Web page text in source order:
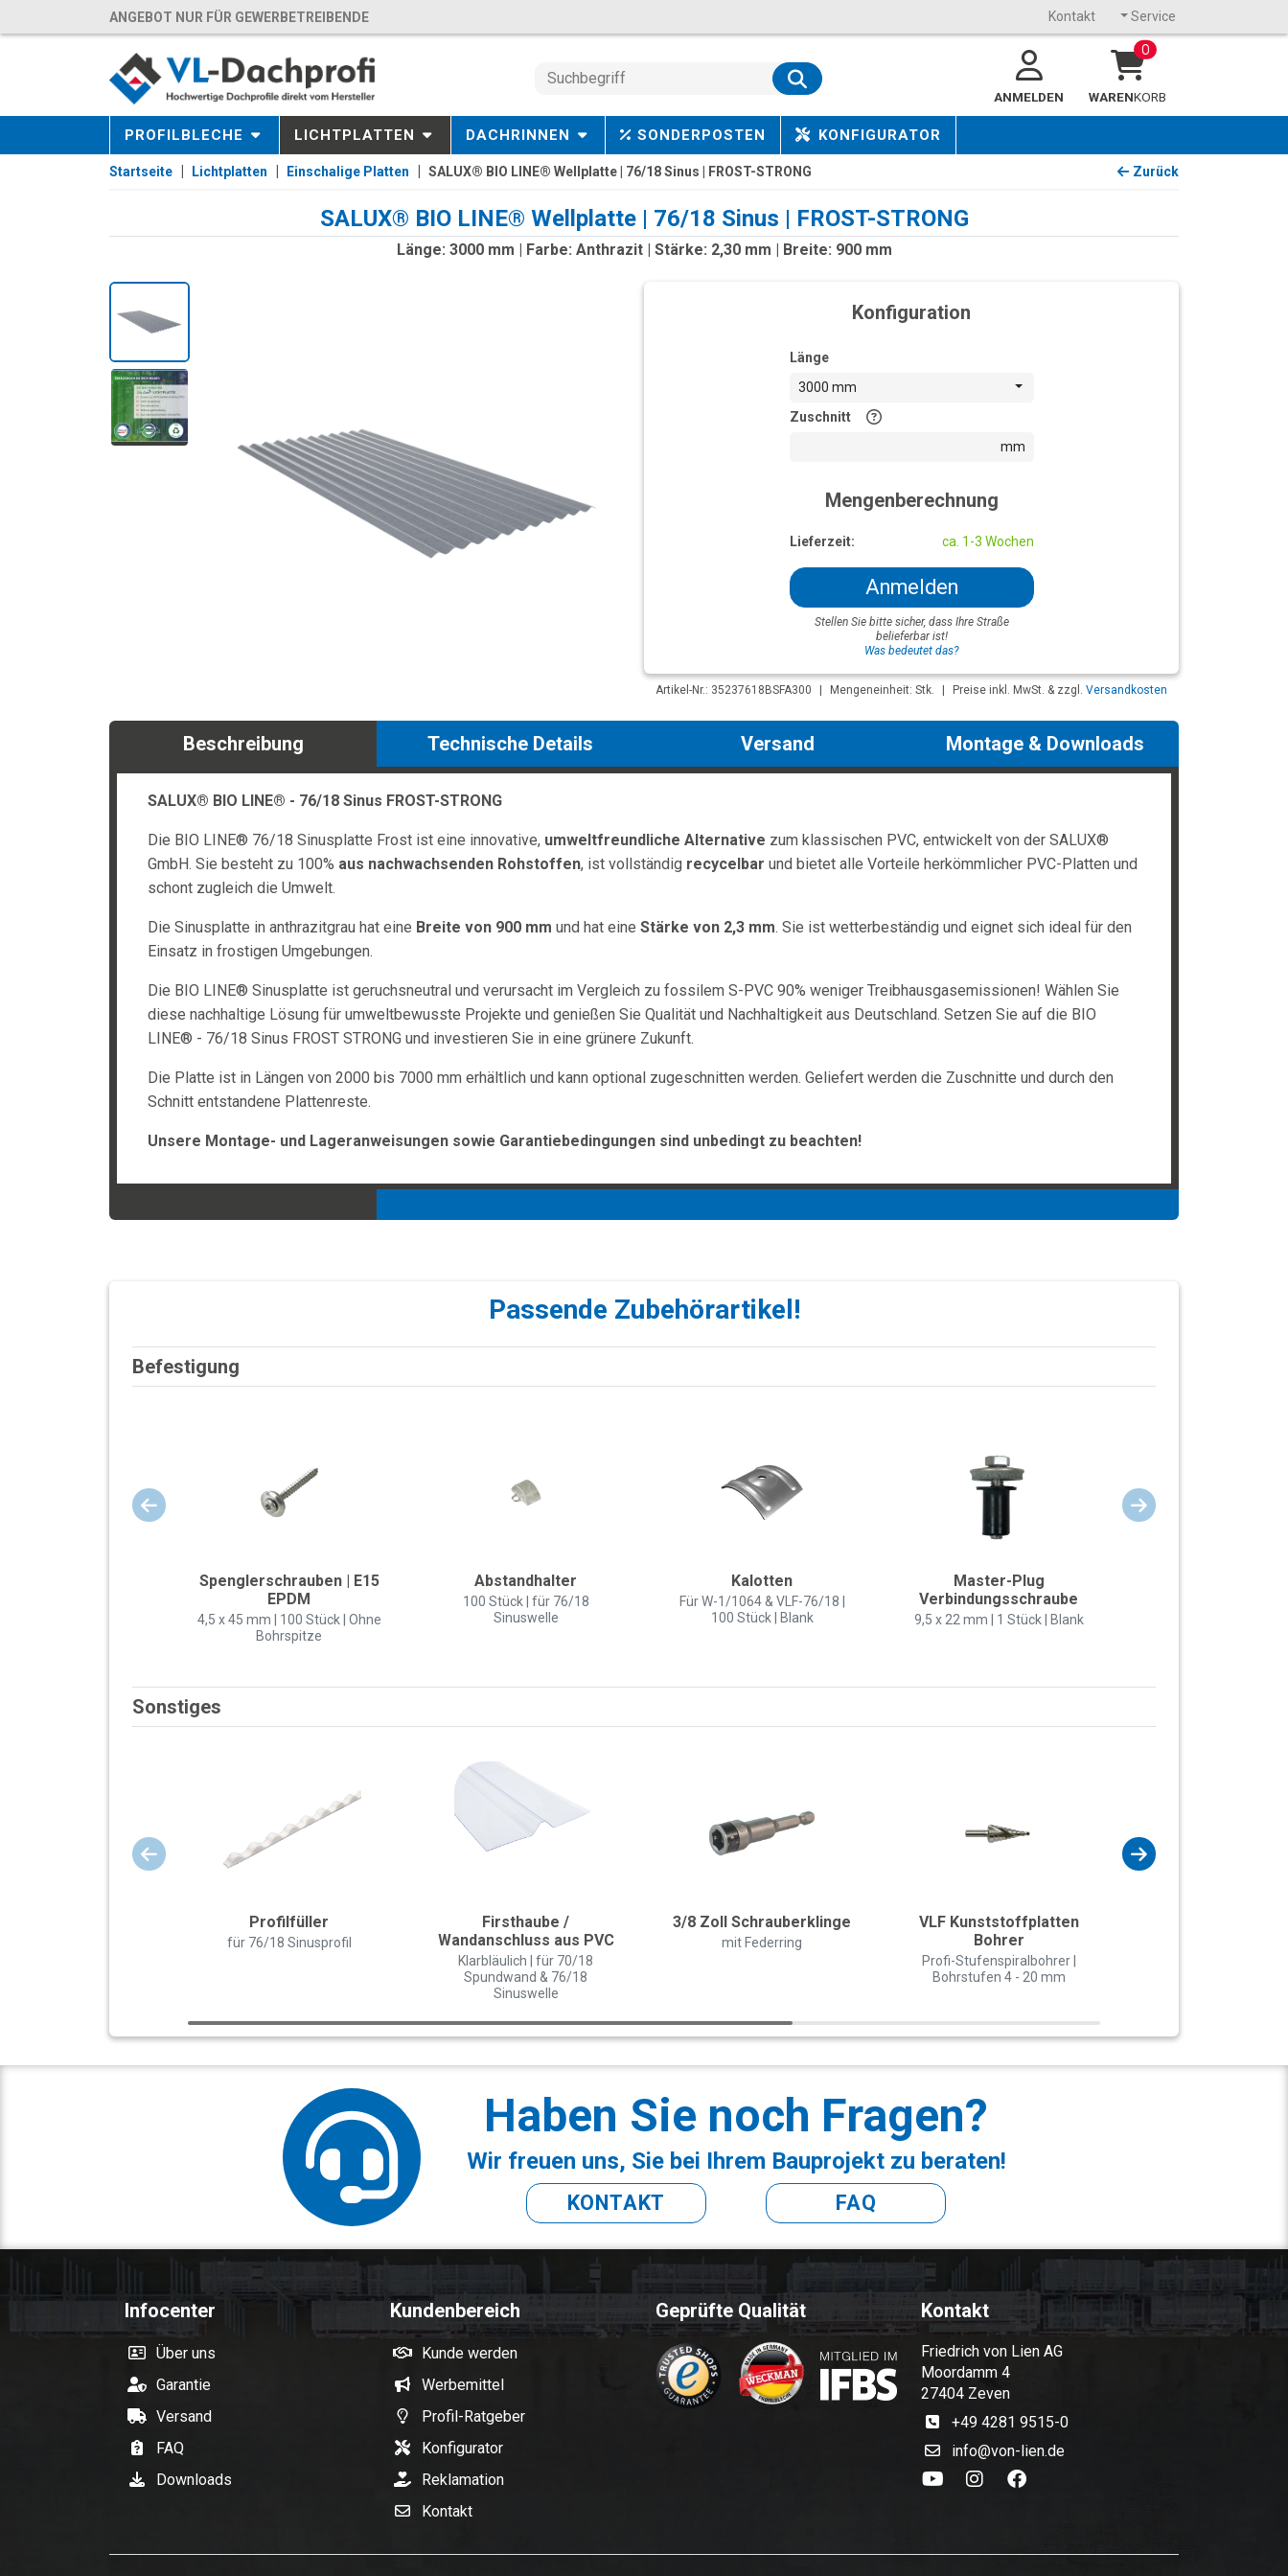
ANGEBOT NUR FÜR GEWERBETREIBENDE Kontakt Service
ANMELDEN
0
WARENKORB
PROFILBLECHE LICHTPLATTEN DACHRINNEN SONDERPOSTEN KONFIGURATOR
Startseite Lichtplatten Einschalige Platten SALUX® BIO LINE® Wellplatte | 76/18 Sinus | FROST-STRONG Zurück
SALUX® BIO LINE® Wellplatte | 76/18 Sinus | FROST-STRONG
Länge: 3000 mm | Farbe: Anthrazit | Stärke: 2,30 mm | Breite: 900 mm
Konfiguration
Länge
3000 mm
Zuschnitt
mm
Mengenberechnung
Lieferzeit: ca. 1-3 Wochen
Anmelden
Stellen Sie bitte sicher, dass Ihre Straße
belieferbar ist!
Was bedeutet das?
Artikel-Nr.: 35237618BSFA300 Mengeneinheit: Stk. Preise inkl. MwSt. & zzgl. Versandkosten
Beschreibung Technische Details Versand Montage & Downloads
SALUX® BIO LINE® - 76/18 Sinus FROST-STRONG
Die BIO LINE® 76/18 Sinusplatte Frost ist eine innovative, umweltfreundliche Alternative zum klassischen PVC, entwickelt von der SALUX®
GmbH. Sie besteht zu 100% aus nachwachsenden Rohstoffen, ist vollständig recycelbar und bietet alle Vorteile herkömmlicher PVC-Platten und
schont zugleich die Umwelt.
Die Sinusplatte in anthrazitgrau hat eine Breite von 900 mm und hat eine Stärke von 2,3 mm. Sie ist wetterbeständig und eignet sich ideal für den
Einsatz in frostigen Umgebungen.
Die BIO LINE® Sinusplatte ist geruchsneutral und verursacht im Vergleich zu fossilem S-PVC 90% weniger Treibhausgasemissionen! Wählen Sie
diese nachhaltige Lösung für umweltbewusste Projekte und genießen Sie Qualität und Nachhaltigkeit aus Deutschland. Setzen Sie auf die BIO
LINE® - 76/18 Sinus FROST STRONG und investieren Sie in eine grünere Zukunft.
Die Platte ist in Längen von 2000 bis 7000 mm erhältlich und kann optional zugeschnitten werden. Geliefert werden die Zuschnitte und durch den
Schnitt entstandene Plattenreste.
Unsere Montage- und Lageranweisungen sowie Garantiebedingungen sind unbedingt zu beachten!
Passende Zubehörartikel!
Befestigung
Spenglerschrauben | E15
EPDM
4,5 x 45 mm | 100 Stück | Ohne
Bohrspitze
Abstandhalter
100 Stück | für 76/18
Sinuswelle
Kalotten
Für W-1/1064 & VLF-76/18 |
100 Stück | Blank
Master-Plug
Verbindungsschraube
9,5 x 22 mm | 1 Stück | Blank
Sonstiges
Profilfüller
für 76/18 Sinusprofil
Firsthaube /
Wandanschluss aus PVC
Klarbläulich | für 70/18
Spundwand & 76/18
Sinuswelle
3/8 Zoll Schrauberklinge
mit Federring
VLF Kunststoffplatten
Bohrer
Profi-Stufenspiralbohrer |
Bohrstufen 4 - 20 mm
Haben Sie noch Fragen?
Wir freuen uns, Sie bei Ihrem Bauprojekt zu beraten!
KONTAKT FAQ
Infocenter
Über uns
Garantie
Versand
FAQ
Downloads
Kundenbereich
Kunde werden
Werbemittel
Profil-Ratgeber
Konfigurator
Reklamation
Kontakt
Geprüfte Qualität Kontakt
Friedrich von Lien AG
Moordamm 4
27404 Zeven
+49 4281 9515-0
info@von-lien.de